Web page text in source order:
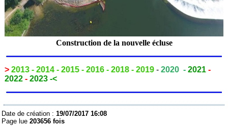
Construction de la nouvelle écluse
> 2013 -2014 -2015 -2016 -2018-2019 -2020 - 2021 -
2022 -2023 -<
Date de création :19/07/2017 16:08
Page lue203656 fois